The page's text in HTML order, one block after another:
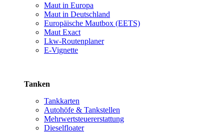
Maut in Europa
Maut in Deutschland
Europäische Mautbox (EETS)
Maut Exact
Lkw-Routenplaner
E-Vignette
Tanken
Tankkarten
Autohöfe & Tankstellen
Mehrwertsteuererstattung
Dieselfloater